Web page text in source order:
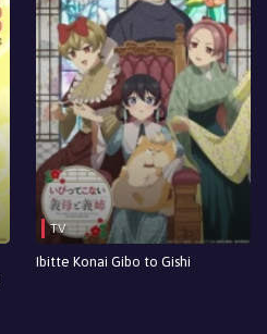
TV
Ibitte Konai Gibo to Gishi